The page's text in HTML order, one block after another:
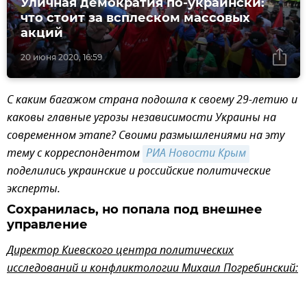
20 июня 2020, 16:59
что стоит за всплеском массовых
акций
С каким багажом страна подошла к своему 29-летию и
каковы главные угрозы независимости Украины на
современном этапе? Своими размышлениями на эту
тему с корреспондентом РИА Новости Крым
поделились украинские и российские политические
эксперты.
Сохранилась, но попала под внешнее
управление
Директор Киевского центра политических
исследований и конфликтологии Михаил Погребинский: